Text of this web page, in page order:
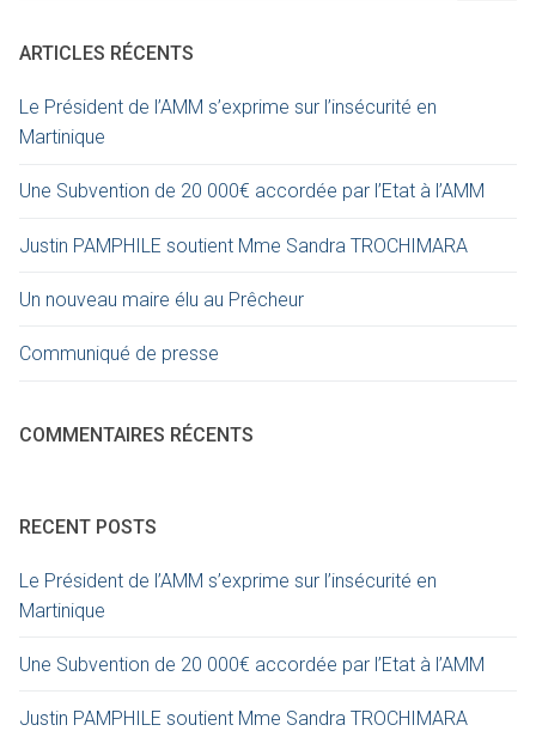
ARTICLES RÉCENTS
Le Président de l’AMM s’exprime sur l’insécurité en
Martinique
Une Subvention de 20 000€ accordée par l’Etat à l’AMM
Justin PAMPHILE soutient Mme Sandra TROCHIMARA
Un nouveau maire élu au Prêcheur
Communiqué de presse
COMMENTAIRES RÉCENTS
RECENT POSTS
Le Président de l’AMM s’exprime sur l’insécurité en
Martinique
Une Subvention de 20 000€ accordée par l’Etat à l’AMM
Justin PAMPHILE soutient Mme Sandra TROCHIMARA